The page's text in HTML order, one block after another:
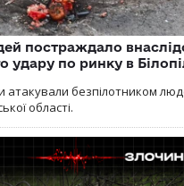
постраждало
удару по ринку в
атакували безпілотником
області.